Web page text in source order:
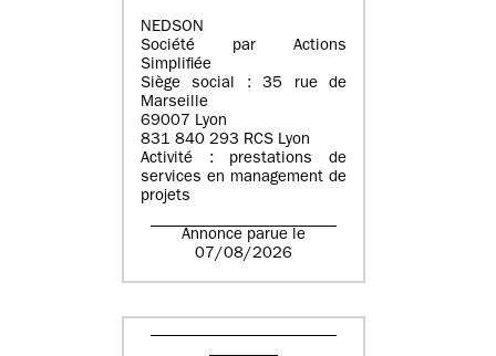
NEDSON
Société par Actions
Simplifiée
Siège social : 35 rue de
Marseille
69007 Lyon
831 840 293 RCS Lyon
Activité : prestations de
services en management de
projets
Annonce parue le
07/08/2026